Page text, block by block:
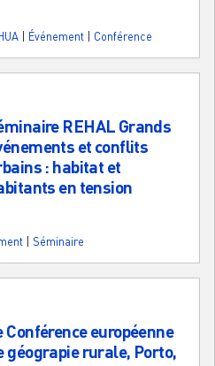
Événement Conférence
REHAL Grands
et conflits
: habitat et
en tension
Séminaire
Conférence européenne
géograpie rurale, Porto,